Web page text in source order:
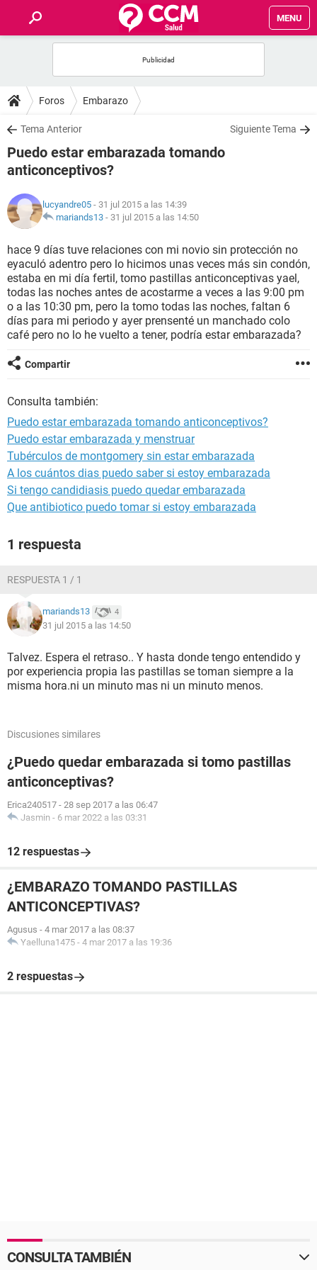
MENU
FOROS
SALUD
FAMILIA
NUTRICIÓN
SEXUALIDAD
GLOSARIO
Foros Embarazo
Tema Anterior Siguiente Tema
Puedo estar embarazada tomando
anticonceptivos?
lucyandre05 - 31 jul 2015 a las 14:39
mariands13 - 31 jul 2015 a las 14:50
hace 9 días tuve relaciones con mi novio sin protección no
eyaculó adentro pero lo hicimos unas veces más sin condón,
estaba en mi día fertil, tomo pastillas anticonceptivas yael,
todas las noches antes de acostarme a veces a las 9:00 pm
o a las 10:30 pm, pero la tomo todas las noches, faltan 6
días para mi periodo y ayer prensenté un manchado colo
café pero no lo he vuelto a tener, podría estar embarazada?
Compartir
Consulta también:
Puedo estar embarazada tomando anticonceptivos?
Puedo estar embarazada y menstruar
Tubérculos de montgomery sin estar embarazada
A los cuántos dias puedo saber si estoy embarazada
Si tengo candidiasis puedo quedar embarazada
Que antibiotico puedo tomar si estoy embarazada
1 respuesta
RESPUESTA 1 / 1
mariands13 4
31 jul 2015 a las 14:50
Talvez. Espera el retraso.. Y hasta donde tengo entendido y
por experiencia propia las pastillas se toman siempre a la
misma hora.ni un minuto mas ni un minuto menos.
Discusiones similares
¿Puedo quedar embarazada si tomo pastillas
anticonceptivas?
Erica240517 - 28 sep 2017 a las 06:47
Jasmin - 6 mar 2022 a las 03:31
12 respuestas
¿EMBARAZO TOMANDO PASTILLAS
ANTICONCEPTIVAS?
Agusus - 4 mar 2017 a las 08:37
Yaelluna1475 - 4 mar 2017 a las 19:36
2 respuestas
CONSULTA TAMBIÉN